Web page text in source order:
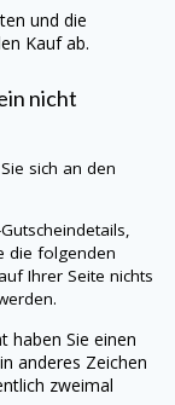
und die
Kauf ab.
nicht
sich an den
die folgenden
Ihrer Seite nichts
haben Sie einen
anderes Zeichen
zweimal